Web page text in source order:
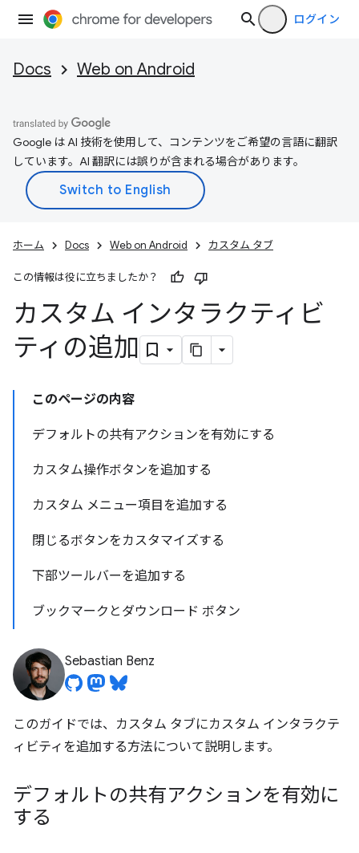
ログイン
Docs Web on Android
Google は AI 技術を使用して、コンテンツをご希望の言語に翻訳
しています。AI 翻訳には誤りが含まれる場合があります。
ホーム Docs Web on Android カスタム タブ
この情報は役に立ちましたか？
カスタム インタラクティビ
ティの追加
このページの内容
デフォルトの共有アクションを有効にする
カスタム操作ボタンを追加する
カスタム メニュー項目を追加する
閉じるボタンをカスタマイズする
下部ツールバーを追加する
ブックマークとダウンロード ボタン
Sebastian Benz
このガイドでは、カスタム タブにカスタム インタラクテ
ィビティを追加する方法について説明します。
デフォルトの共有アクションを有効に
する